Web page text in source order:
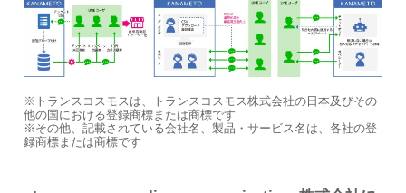
※トランスコスモスは、トランスコスモス株式会社の日本及びその
他の国における登録商標または商標です
※その他、記載されている会社名、製品・サービス名は、各社の登
録商標または商標です